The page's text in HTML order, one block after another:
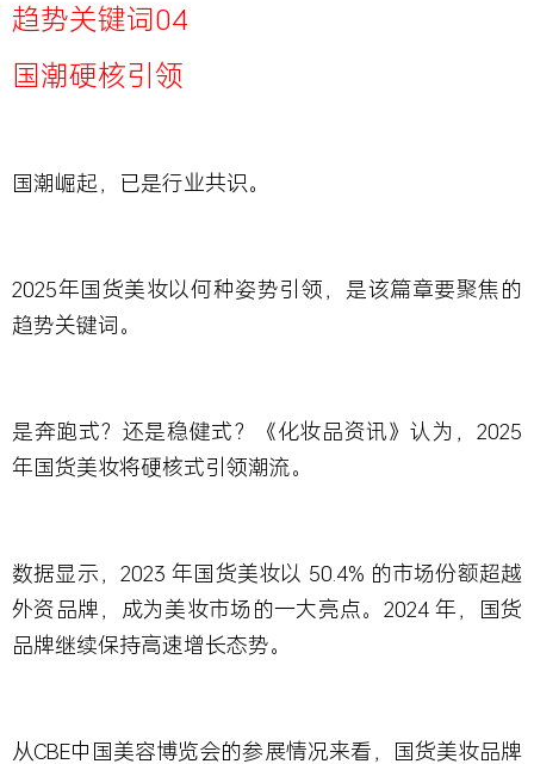
趋势关键词04
国潮硬核引领
国潮崛起，已是行业共识。
2025年国货美妆以何种姿势引领，是该篇章要聚焦的
趋势关键词。
是奔跑式？还是稳健式？《化妆品资讯》认为，2025
年国货美妆将硬核式引领潮流。
数据显示，2023 年国货美妆以 50.4% 的市场份额超越
外资品牌，成为美妆市场的一大亮点。2024 年，国货
品牌继续保持高速增长态势。
从CBE中国美容博览会的参展情况来看，国货美妆品牌